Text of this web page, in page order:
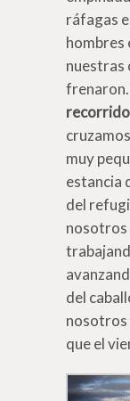
ráfagas
hombres
nuestras
frenaron.
muy
estancia
del
nosotros
del
nosotros
que el